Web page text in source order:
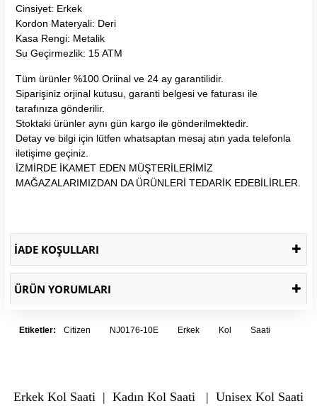
Cinsiyet: Erkek
Kordon Materyali: Deri
Kasa Rengi: Metalik
Su Geçirmezlik: 15 ATM
Tüm ürünler %100 Oriinal ve 24 ay garantilidir.
Siparişiniz orjinal kutusu, garanti belgesi ve faturası ile
tarafınıza gönderilir.
Stoktaki ürünler aynı gün kargo ile gönderilmektedir.
Detay ve bilgi için lütfen whatsaptan mesaj atın yada telefonla
iletişime geçiniz.
İZMİRDE İKAMET EDEN MÜŞTERİLERİMİZ
MAĞAZALARIMIZDAN DA ÜRÜNLERİ TEDARİK EDEBİLİRLER.
İADE KOŞULLARI
ÜRÜN YORUMLARI
Etiketler: Citizen NJ0176-10E Erkek Kol Saati
Erkek Kol Saati | Kadın Kol Saati | Unisex Kol Saati